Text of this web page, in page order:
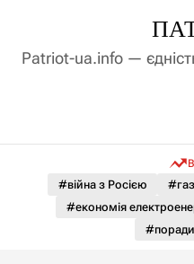
д
Patriot-ua.info —
#війна з Росією #газ
#економія